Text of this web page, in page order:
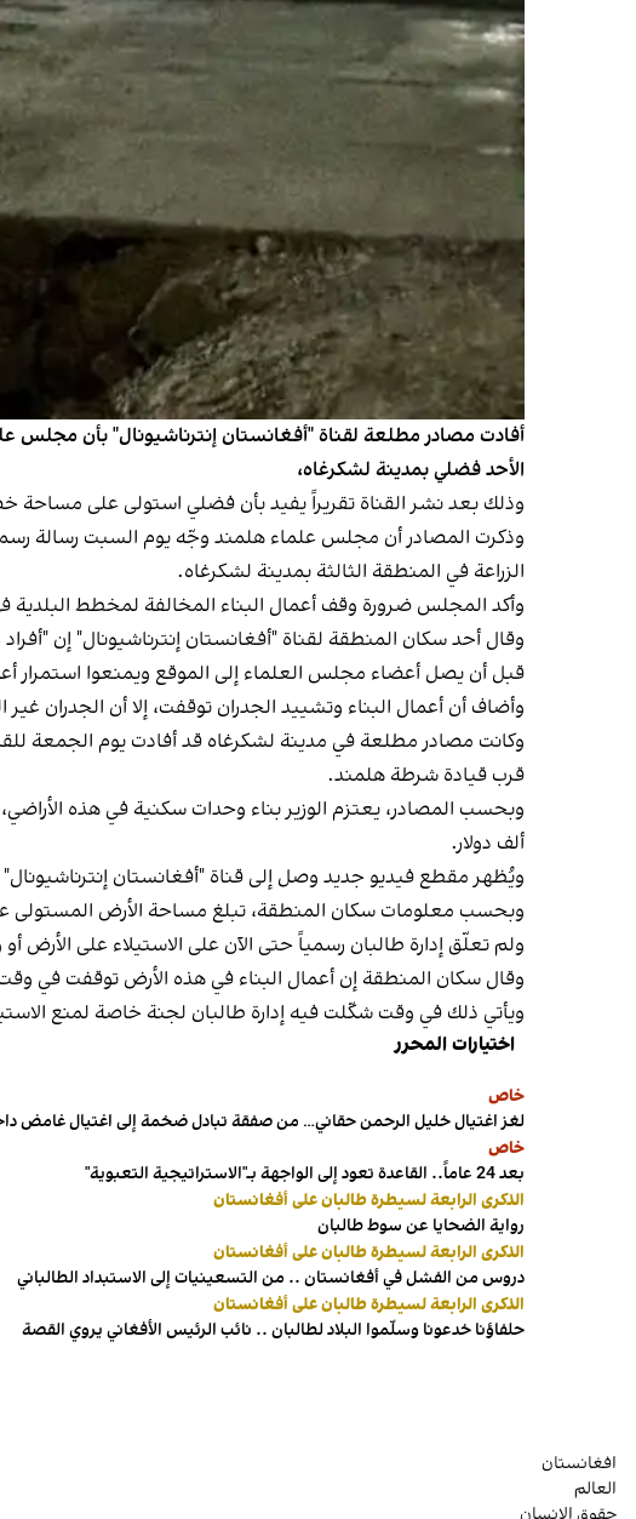
أفادت مصادر مطلعة لقناة "أفغانستان إنترناشيونال" بأن مجلس
الأحد فضلي بمدينة لشكرغاه،
وذلك بعد نشر القناة تقريراً يفيد بأن فضلي استولى على مساحة
وذكرت المصادر أن مجلس علماء هلمند وجّه يوم السبت رسالة
الزراعة في المنطقة الثالثة بمدينة لشكرغاه.
وأكد المجلس ضرورة وقف أعمال البناء المخالفة لمخطط البلدية
وقال أحد سكان المنطقة لقناة "أفغانستان إنترناشيونال" إن
قبل أن يصل أعضاء مجلس العلماء إلى الموقع ويمنعوا استمرار
وأضاف أن أعمال البناء وتشييد الجدران توقفت، إلا أن الجدران
وكانت مصادر مطلعة في مدينة لشكرغاه قد أفادت يوم الجمعة
قرب قيادة شرطة هلمند.
ألف دولار.
ويُظهر مقطع فيديو جديد وصل إلى قناة "أفغانستان
وبحسب معلومات سكان المنطقة، تبلغ مساحة الأرض المستولى عليها
ولم تعلّق إدارة طالبان رسمياً حتى الآن على الاستيلاء على الأرض
وقال سكان المنطقة إن أعمال البناء في هذه الأرض توقفت في
ويأتي ذلك في وقت شكّلت فيه إدارة طالبان لجنة خاصة لمنع
اختيارات المحرر
خاص
لغز اغتيال خليل الرحمن حقاني… من صفقة تبادل ضخمة إلى اغتيال غامض
خاص
بعد 24 عاماً.. القاعدة تعود إلى الواجهة بـ"الاستراتيجية التعبوية"
الذكرى الرابعة لسيطرة طالبان على أفغانستان
رواية الضحايا عن سوط طالبان
الذكرى الرابعة لسيطرة طالبان على أفغانستان
دروس من الفشل في أفغانستان .. من التسعينيات إلى الاستبداد الطالباني
الذكرى الرابعة لسيطرة طالبان على أفغانستان
حلفاؤنا خدعونا وسلّموا البلاد لطالبان .. نائب الرئيس الأفغاني يروي القصة
افغانستان
العالم